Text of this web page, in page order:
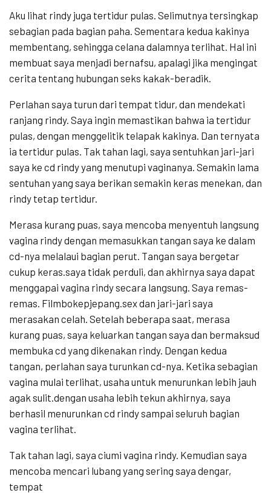
Aku lihat rindy juga tertidur pulas. Selimutnya tersingkap
sebagian pada bagian paha. Sementara kedua kakinya
membentang, sehingga celana dalamnya terlihat. Hal ini
membuat saya menjadi bernafsu, apalagi jika mengingat
cerita tentang hubungan seks kakak-beradik.
Perlahan saya turun dari tempat tidur, dan mendekati
ranjang rindy. Saya ingin memastikan bahwa ia tertidur
pulas, dengan menggelitik telapak kakinya. Dan ternyata
ia tertidur pulas. Tak tahan lagi, saya sentuhkan jari-jari
saya ke cd rindy yang menutupi vaginanya. Semakin lama
sentuhan yang saya berikan semakin keras menekan, dan
rindy tetap tertidur.
Merasa kurang puas, saya mencoba menyentuh langsung
vagina rindy dengan memasukkan tangan saya ke dalam
cd-nya melalaui bagian perut. Tangan saya bergetar
cukup keras.saya tidak perduli, dan akhirnya saya dapat
menggapai vagina rindy secara langsung. Saya remas-
remas. Filmbokepjepang.sex dan jari-jari saya
merasakan celah. Setelah beberapa saat, merasa
kurang puas, saya keluarkan tangan saya dan bermaksud
membuka cd yang dikenakan rindy. Dengan kedua
tangan, perlahan saya turunkan cd-nya. Ketika sebagian
vagina mulai terlihat, usaha untuk menurunkan lebih jauh
agak sulit.dengan usaha lebih tekun akhirnya, saya
berhasil menurunkan cd rindy sampai seluruh bagian
vagina terlihat.
Tak tahan lagi, saya ciumi vagina rindy. Kemudian saya
mencoba mencari lubang yang sering saya dengar,
tempat